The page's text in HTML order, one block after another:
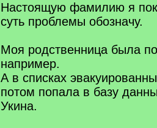
Настоящую фамилию я
суть проблемы обозначу.
Моя родственница была
например.
А в списках
потом попала в базу
Укина.